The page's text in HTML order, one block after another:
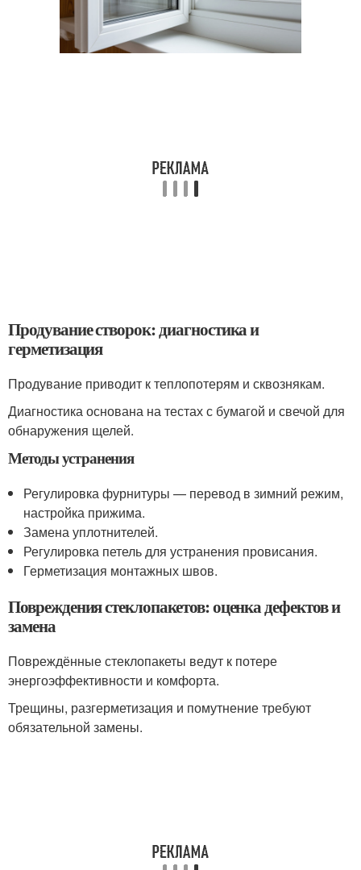
Продувание створок: диагностика и
герметизация
Продувание приводит к теплопотерям и сквознякам.
Диагностика основана на тестах с бумагой и свечой для
обнаружения щелей.
Методы устранения
Регулировка фурнитуры — перевод в зимний режим,
настройка прижима.
Замена уплотнителей.
Регулировка петель для устранения провисания.
Герметизация монтажных швов.
Повреждения стеклопакетов: оценка дефектов и
замена
Повреждённые стеклопакеты ведут к потере
энергоэффективности и комфорта.
Трещины, разгерметизация и помутнение требуют
обязательной замены.